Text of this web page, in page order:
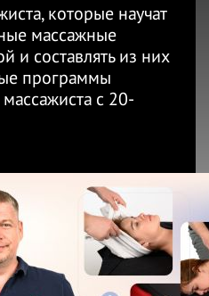
которые научат
массажные
и составлять из них
программы
с 20-